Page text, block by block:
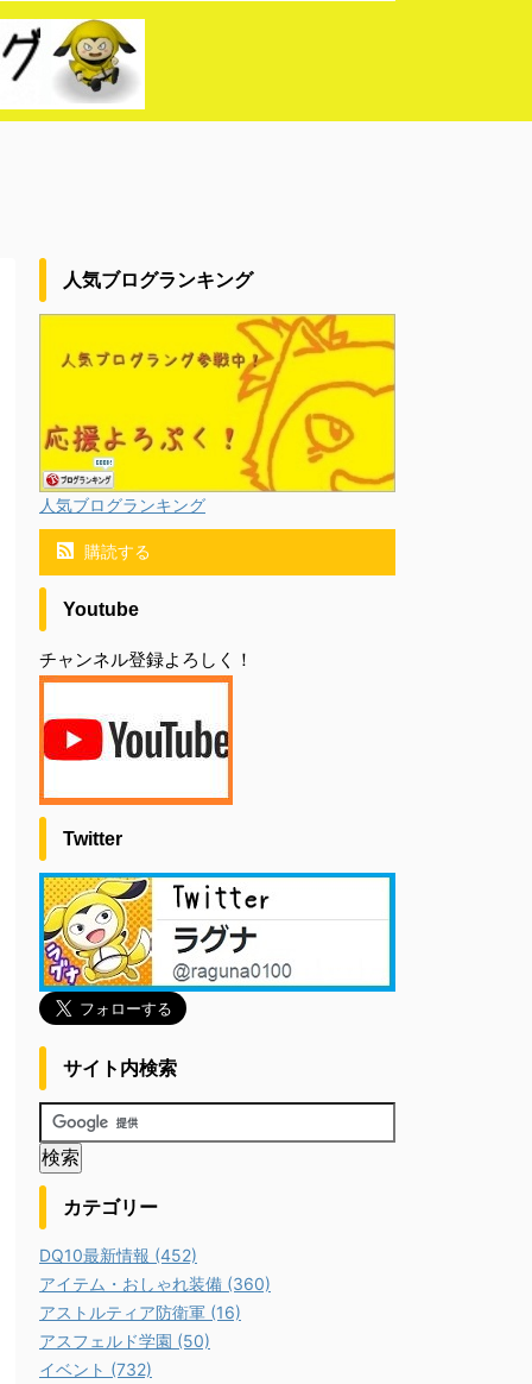
人気ブログランキング
人気ブログランキング
購読する
Youtube
チャンネル登録よろしく！
Twitter
サイト内検索
カテゴリー
DQ10最新情報 (452)
アイテム・おしゃれ装備 (360)
アストルティア防衛軍 (16)
アスフェルド学園 (50)
イベント (732)